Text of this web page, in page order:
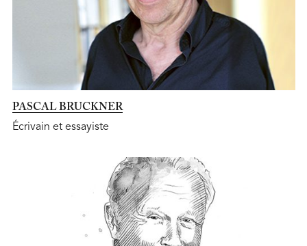
PASCAL BRUCKNER
Écrivain et essayiste